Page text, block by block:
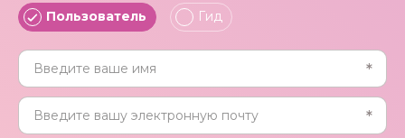
Пользователь Гид